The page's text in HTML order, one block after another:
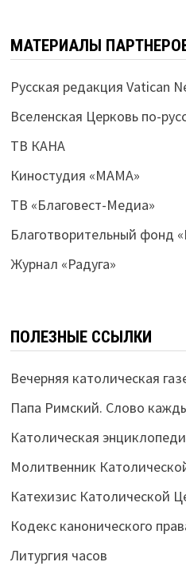
МАТЕРИАЛЫ
Русская редакция Vatican
Вселенская Церковь по-
ТВ КАНА
Киностудия «МАМА»
ТВ «Благовест-Медиа»
Благотворительный фонд
Журнал «Радуга»
ПОЛЕЗНЫЕ ССЫЛКИ
Вечерняя католическая
Папа Римский. Слово
Католическая
Молитвенник
Катехизис Католической
Кодекс канонического
Литургия часов